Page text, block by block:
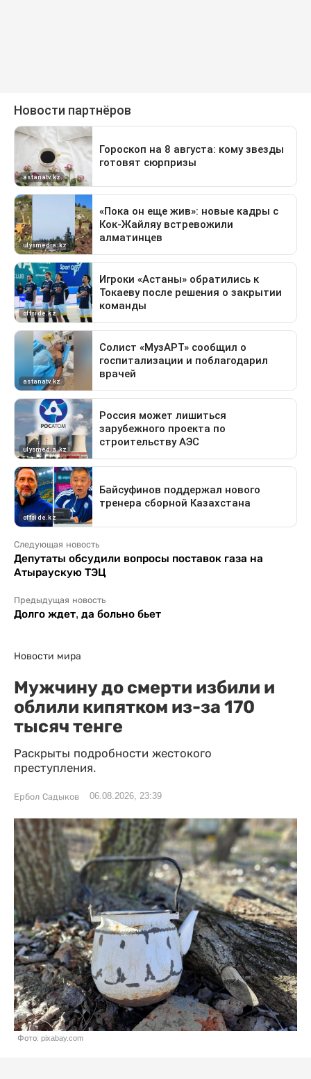
Следующая новость
Депутаты обсудили вопросы поставок газа на
Атыраускую ТЭЦ
Предыдущая новость
Долго ждет, да больно бьет
Новости мира
Мужчину до смерти избили и
облили кипятком из-за 170
тысяч тенге
Раскрыты подробности жестокого
преступления.
Ербол Садыков 06.08.2026, 23:39
Фото: pixabay.com